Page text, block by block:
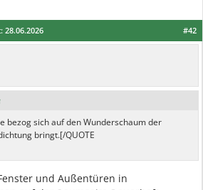
#42
28.06.2026
bezog sich auf den Wunderschaum der
bringt.[/QUOTE
und Außentüren in